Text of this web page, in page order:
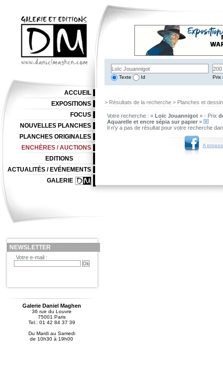
Texte Id Prix
> Résultats de la recherche > Planches et
Votre recherche : « Loïc Jouannigot » - Prix
Aquarelle et encre sépia sur papier »
Il n'y a pas de résultat pour votre recherche
A
ACCUEIL
EXPOSITIONS
FOCUS
NOUVELLES PLANCHES
PLANCHES ORIGINALES
ENCHÈRES / AUCTIONS
EDITIONS
ACTUALITÉS / EVÉNEMENTS
GALERIE
NEWSLETTER
Votre e-mail :
Galerie Daniel Maghen
36 rue du Louvre
75001 Paris
Tel.: 01 42 84 37 39
Du Mardi au Samedi
de 10h30 à 19h00